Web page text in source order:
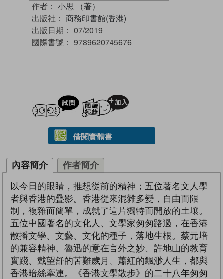
作者： 小思 （著）
出版社： 商務印書館(香港)
出版日期： 07/2019
國際書號： 9789620745676
試閲
借閱實體書
內容簡介 作者簡介
以今日的眼睛，推想從前的精神；五位著名文人學
者與香港的疊影。香港從來混雜多變，自由而限
制，複雜而簡單，成就了這片獨特而開放的土壤。
五位中國著名的文化人、文學家匆匆路過，在香港
散播文學、文藝、文化的種子，落地生根。蔡元培
的兼容精神、魯迅的意在言外之妙、許地山的教育
實踐、戴望舒的苦難歲月、蕭紅的飄渺人生，都與
香港暗絲牽連。《香港文學散步》的二十八年匆匆